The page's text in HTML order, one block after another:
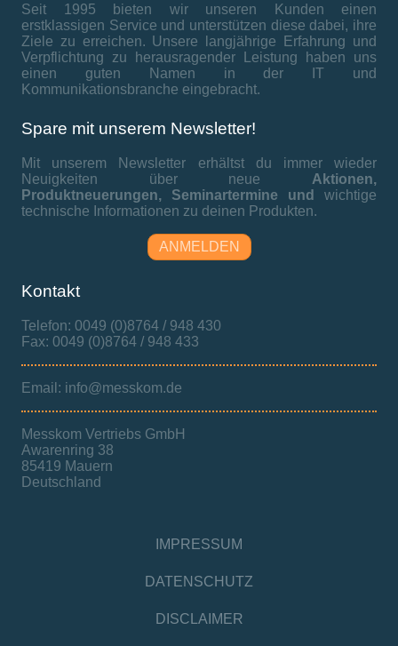
Seit 1995 bieten wir unseren Kunden einen
erstklassigen Service und unterstützen diese dabei, ihre
Ziele zu erreichen. Unsere langjährige Erfahrung und
Verpflichtung zu herausragender Leistung haben uns
einen guten Namen in der IT und
Kommunikationsbranche eingebracht.
Spare mit unserem Newsletter!
Mit unserem Newsletter erhältst du immer wieder
Neuigkeiten über neue Aktionen,
Produktneuerungen, Seminartermine und wichtige
technische Informationen zu deinen Produkten.
ANMELDEN
Kontakt
Telefon: 0049 (0)8764 / 948 430
Fax: 0049 (0)8764 / 948 433
Email: info@messkom.de
Messkom Vertriebs GmbH
Awarenring 38
85419 Mauern
Deutschland
IMPRESSUM
DATENSCHUTZ
DISCLAIMER